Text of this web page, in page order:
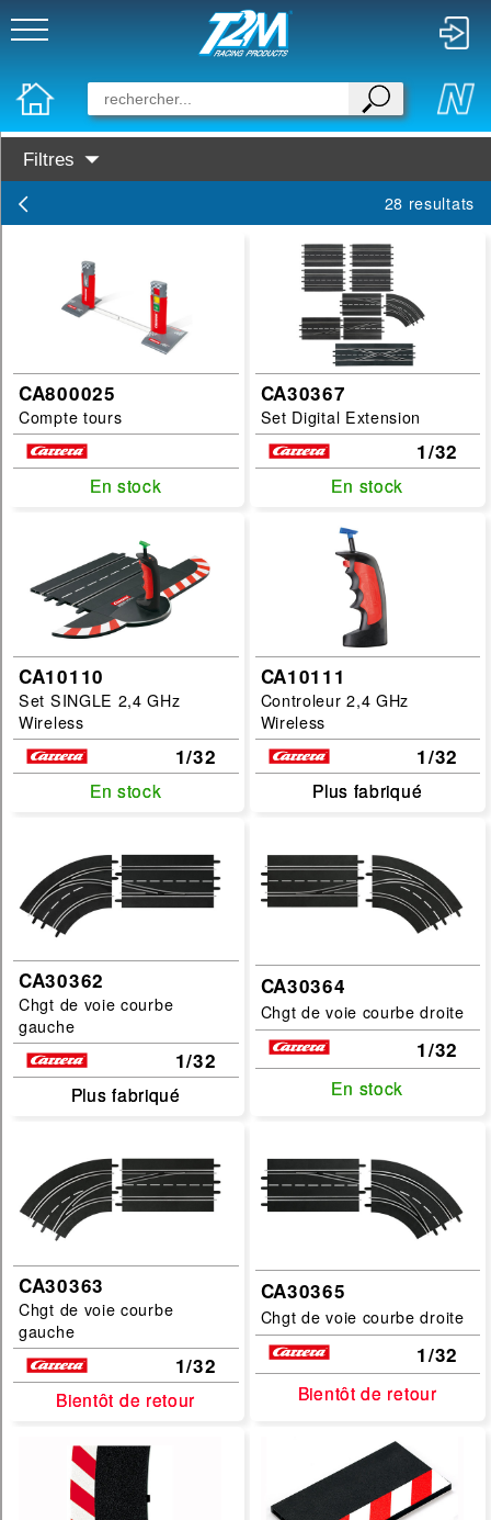
Filtres
Digital 1/43
Rails & Accessoires 1/43
Evolution
Digital 1/24
Accessoires Digital 1/32 & 1/24
Sans fil - Décors&Figurine
Disponibilité :
En Stock
Marques :
Categories :
circuit-slot
acdgt
Echelles :
filtrer
28 resultats
CA800025
Compte tours
En stock
En stock
CA30367
Set Digital Extension
1/32
En stock
En stock
CA10110
Set SINGLE 2,4 GHz
Wireless
1/32
En stock
En stock
CA10111
Controleur 2,4 GHz
Wireless
1/32
Plus fabriqué
Plus fabriqué
CA30362
Chgt de voie courbe
gauche
1/32
Plus fabriqué
Plus fabriqué
CA30364
Chgt de voie courbe droite
1/32
En stock
En stock
CA30363
Chgt de voie courbe
gauche
1/32
Bientôt de retour
Bientôt de retour
CA30365
Chgt de voie courbe droite
1/32
Bientôt de retour
Bientôt de retour